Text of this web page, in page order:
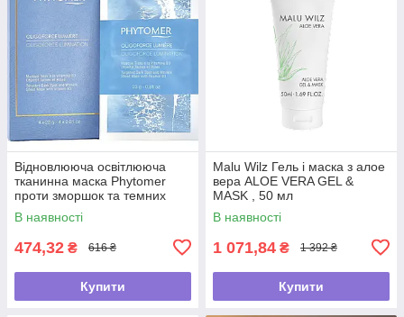
Відновлююча освітлююча
тканинна маска Phytomer
проти зморшок та темних
плям "Oligoforce" , 23г
В наявності
474,32 ₴ 616 ₴
Купити
Malu Wilz Гель і маска з алое
вера ALOE VERA GEL &
MASK , 50 мл
В наявності
1 071,84 ₴ 1 392 ₴
Купити